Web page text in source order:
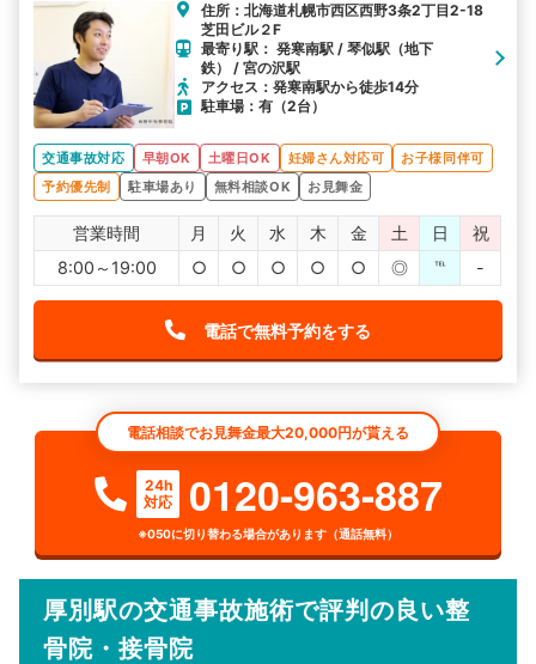
住所：北海道札幌市西区西野3条2丁目2-18
芝田ビル２F
最寄り駅： 発寒南駅 / 琴似駅（地下
鉄） / 宮の沢駅
アクセス：発寒南駅から徒歩14分
駐車場：有（2台）
交通事故対応 早朝OK 土曜日OK 妊婦さん対応可
お子様同伴可
予約優先制
駐車場あり 無料相談OK お見舞金
営業時間 月 火 水 木 金 土 日
祝
8:00～19:00
○ ○ ○ ○ ○ ◎ ℡ -
電話で無料予約をする
電話相談でお見舞金最大20,000円が貰える
24h
対応
0120-963-887
※050に切り替わる場合があります（通話無料）
厚別駅の交通事故施術で評判の良い整
骨院・接骨院